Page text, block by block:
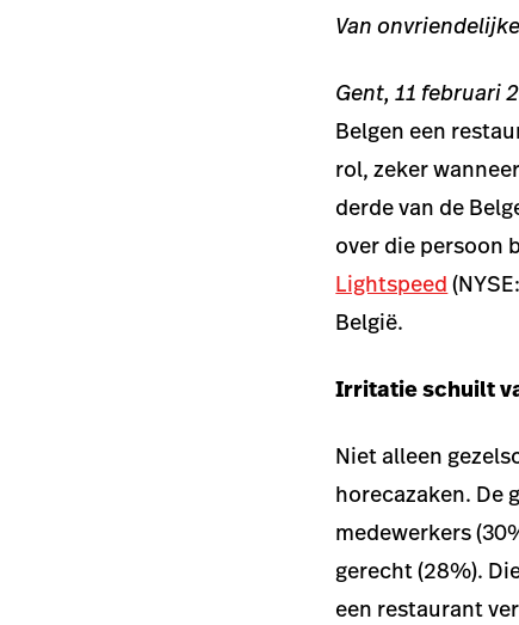
Van
Gent, 11 februari
Belgen een
rol, zeker
derde van de
over die persoon
Lightspeed
België.
Irritatie schuilt
Niet alleen
horecazaken. De
medewerkers
gerecht (28%).
een restaurant